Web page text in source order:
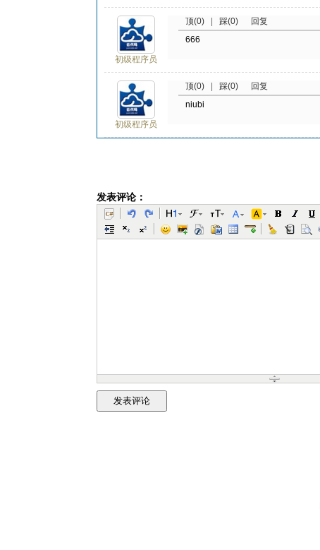
初级程序员
顶(0) 踩(0)
回复
666
初级程序员
顶(0) 踩(0)
回复
niubi
发表评论：